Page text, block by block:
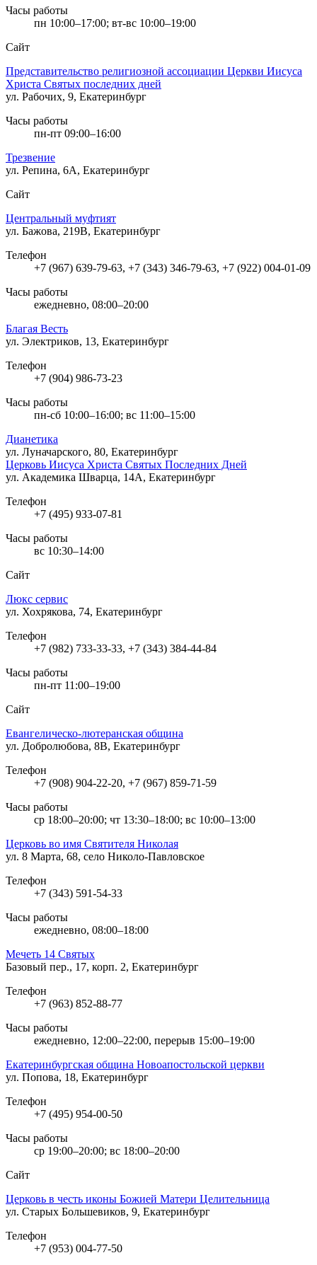
Часы работы
пн 10:00–17:00; вт-вс 10:00–19:00
Сайт
Представительство религиозной ассоциации Церкви Иисуса
Христа Святых последних дней
ул. Рабочих, 9, Екатеринбург
Часы работы
пн-пт 09:00–16:00
Трезвение
ул. Репина, 6А, Екатеринбург
Сайт
Центральный муфтият
ул. Бажова, 219В, Екатеринбург
Телефон
+7 (967) 639-79-63, +7 (343) 346-79-63, +7 (922) 004-01-09
Часы работы
ежедневно, 08:00–20:00
Благая Весть
ул. Электриков, 13, Екатеринбург
Телефон
+7 (904) 986-73-23
Часы работы
пн-сб 10:00–16:00; вс 11:00–15:00
Дианетика
ул. Луначарского, 80, Екатеринбург
Церковь Иисуса Христа Святых Последних Дней
ул. Академика Шварца, 14А, Екатеринбург
Телефон
+7 (495) 933-07-81
Часы работы
вс 10:30–14:00
Сайт
Люкс сервис
ул. Хохрякова, 74, Екатеринбург
Телефон
+7 (982) 733-33-33, +7 (343) 384-44-84
Часы работы
пн-пт 11:00–19:00
Сайт
Евангелическо-лютеранская община
ул. Добролюбова, 8В, Екатеринбург
Телефон
+7 (908) 904-22-20, +7 (967) 859-71-59
Часы работы
ср 18:00–20:00; чт 13:30–18:00; вс 10:00–13:00
Церковь во имя Святителя Николая
ул. 8 Марта, 68, село Николо-Павловское
Телефон
+7 (343) 591-54-33
Часы работы
ежедневно, 08:00–18:00
Мечеть 14 Святых
Базовый пер., 17, корп. 2, Екатеринбург
Телефон
+7 (963) 852-88-77
Часы работы
ежедневно, 12:00–22:00, перерыв 15:00–19:00
Екатеринбургская община Новоапостольской церкви
ул. Попова, 18, Екатеринбург
Телефон
+7 (495) 954-00-50
Часы работы
ср 19:00–20:00; вс 18:00–20:00
Сайт
Церковь в честь иконы Божией Матери Целительница
ул. Старых Большевиков, 9, Екатеринбург
Телефон
+7 (953) 004-77-50